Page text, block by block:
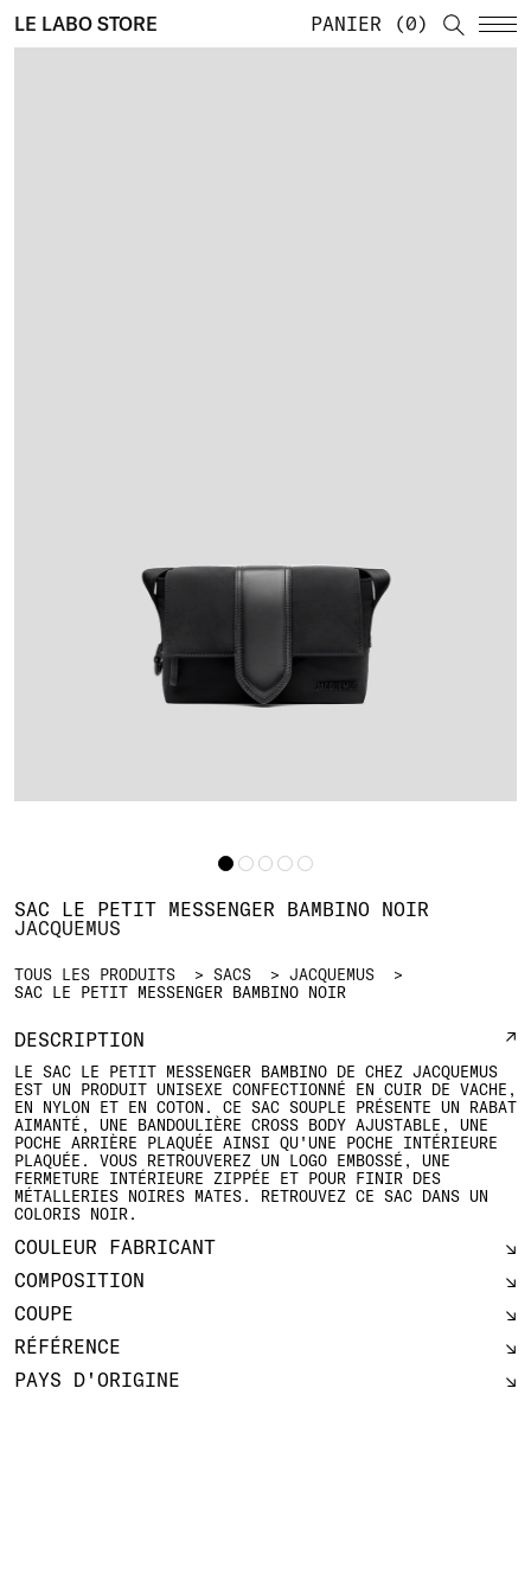
LE LABO STORE PANIER 0
TOUS LES PRODUITS SACS
JACQUEMUS
SAC LE PETIT MESSENGER BAMBINO NOIR
SAC LE PETIT MESSENGER BAMBINO NOIR
JACQUEMUS
DESCRIPTION
LE SAC LE PETIT MESSENGER BAMBINO DE CHEZ JACQUEMUS
EST UN PRODUIT UNISEXE CONFECTIONNÉ EN CUIR DE VACHE,
EN NYLON ET EN COTON. CE SAC SOUPLE PRÉSENTE UN RABAT
AIMANTÉ, UNE BANDOULIÈRE CROSS BODY AJUSTABLE, UNE
POCHE ARRIÈRE PLAQUÉE AINSI QU'UNE POCHE INTÉRIEURE
PLAQUÉE. VOUS RETROUVEREZ UN LOGO EMBOSSÉ, UNE
FERMETURE INTÉRIEURE ZIPPÉE ET POUR FINIR DES
MÉTALLERIES NOIRES MATES. RETROUVEZ CE SAC DANS UN
COLORIS NOIR.
COULEUR FABRICANT
COMPOSITION
COUPE
RÉFÉRENCE
PAYS D'ORIGINE